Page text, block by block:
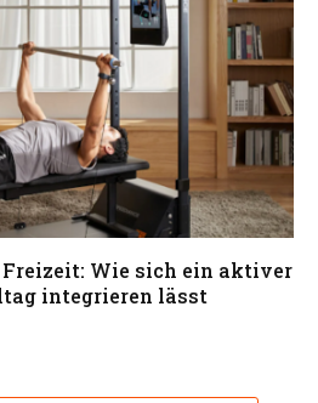
Wie sich ein aktiver
integrieren lässt